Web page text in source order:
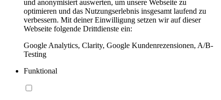
und anonymisiert auswerten, um unsere Webseite zu
optimieren und das Nutzungserlebnis insgesamt laufend zu
verbessern. Mit deiner Einwilligung setzen wir auf dieser
Webseite folgende Drittdienste ein:
Google Analytics, Clarity, Google Kundenrezensionen, A/B-
Testing
Funktional